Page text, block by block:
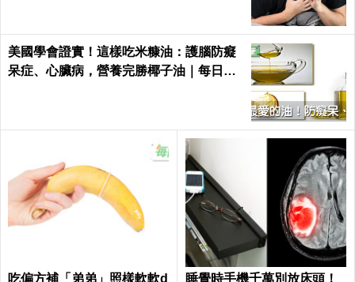
美國學會證實！這樣吃米糠油：護腦防癡
呆症、心臟病，營養完勝椰子油｜每日健
吃偏方補「弟弟」照樣軟軟d 睡覺時手機千萬別放床頭！